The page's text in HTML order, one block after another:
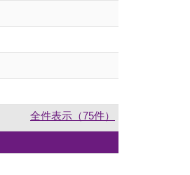
全件表示（75件）